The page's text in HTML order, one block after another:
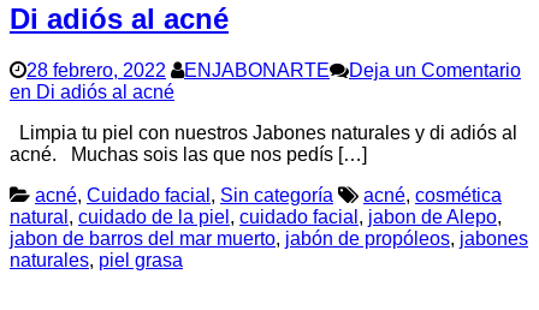
Di adiós al acné
28 febrero, 2022 ENJABONARTE
Deja un Comentario
en Di adiós al acné
Limpia tu piel con nuestros Jabones naturales y di adiós al
acné. Muchas sois las que nos pedís […]
acné, Cuidado facial , Sin categoría acné, cosmética
natural , cuidado de la piel , cuidado facial , jabon de Alepo,
jabon de barros del mar muerto, jabón de propóleos, jabones
naturales, piel grasa